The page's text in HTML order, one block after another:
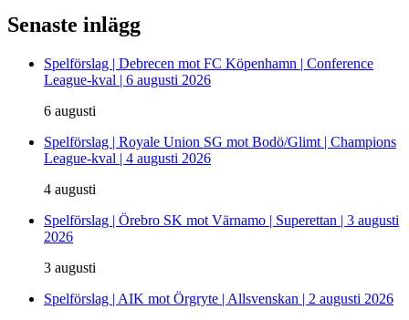
Senaste inlägg
Spelförslag | Debrecen mot FC Köpenhamn | Conference
League-kval | 6 augusti 2026
6 augusti
Spelförslag | Royale Union SG mot Bodö/Glimt | Champions
League-kval | 4 augusti 2026
4 augusti
Spelförslag | Örebro SK mot Värnamo | Superettan | 3 augusti
2026
3 augusti
Spelförslag | AIK mot Örgryte | Allsvenskan | 2 augusti 2026